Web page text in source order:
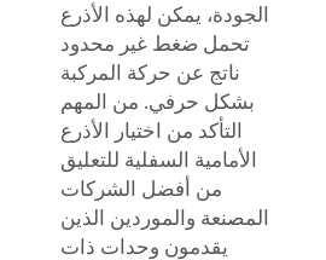
الجودة، يمكن لهذه الأذرع
تحمل ضغط غير محدود
ناتج عن حركة المركبة
بشكل حرفي. من المهم
التأكد من اختيار الأذرع
الأمامية السفلية للتعليق
من أفضل الشركات
المصنعة والموردين الذين
يقدمون وحدات ذات